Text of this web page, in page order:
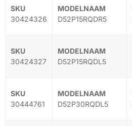
30424326 D52P15RQDR5
30424327 D52P15RQDL5
30444761 D52P30RQDL5